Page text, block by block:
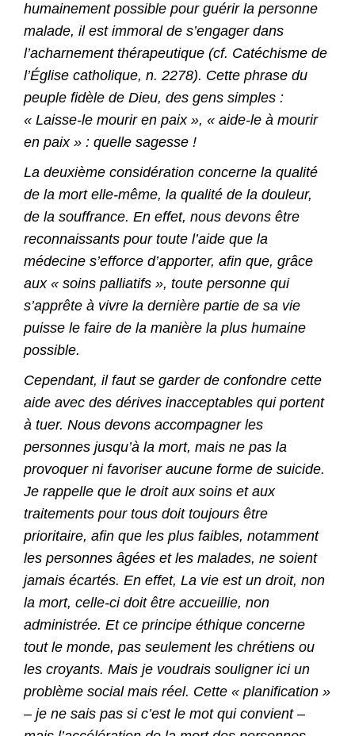
humainement possible pour guérir la personne
malade, il est immoral de s’engager dans
l’acharnement thérapeutique (cf. Catéchisme de
l’Église catholique, n. 2278). Cette phrase du
peuple fidèle de Dieu, des gens simples :
« Laisse-le mourir en paix », « aide-le à mourir
en paix » : quelle sagesse !
La deuxième considération concerne la qualité
de la mort elle-même, la qualité de la douleur,
de la souffrance. En effet, nous devons être
reconnaissants pour toute l’aide que la
médecine s’efforce d’apporter, afin que, grâce
aux « soins palliatifs », toute personne qui
s’apprête à vivre la dernière partie de sa vie
puisse le faire de la manière la plus humaine
possible.
Cependant, il faut se garder de confondre cette
aide avec des dérives inacceptables qui portent
à tuer. Nous devons accompagner les
personnes jusqu’à la mort, mais ne pas la
provoquer ni favoriser aucune forme de suicide.
Je rappelle que le droit aux soins et aux
traitements pour tous doit toujours être
prioritaire, afin que les plus faibles, notamment
les personnes âgées et les malades, ne soient
jamais écartés. En effet, La vie est un droit, non
la mort, celle-ci doit être accueillie, non
administrée. Et ce principe éthique concerne
tout le monde, pas seulement les chrétiens ou
les croyants. Mais je voudrais souligner ici un
problème social mais réel. Cette « planification »
– je ne sais pas si c’est le mot qui convient –